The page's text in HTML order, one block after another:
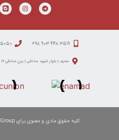
۳۵۱۹ ۴۴۸ ۹۰۳ ۹۸+ ۵۰۵۰ ۳۱۵۰ ۰۵۱
مشهد | بلوار شهید صادقی | بین صادقی ۱۷ و ۱۹ | مجتمع تابان | طبقه دوم | واحد شش
کلیه حقوق مادی و معنوی برای iFOM Business Group محفوظ است.